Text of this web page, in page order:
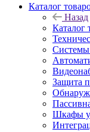
Каталог
Назад
Каталог
Системы
Защита
Шкафы